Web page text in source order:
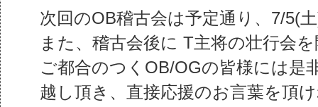
次回のOB稽古会は予定通り、7/5(
また、稽古会後に T主将の壮行会
ご都合のつくOB/OGの皆様には是
越し頂き、直接応援のお言葉を頂